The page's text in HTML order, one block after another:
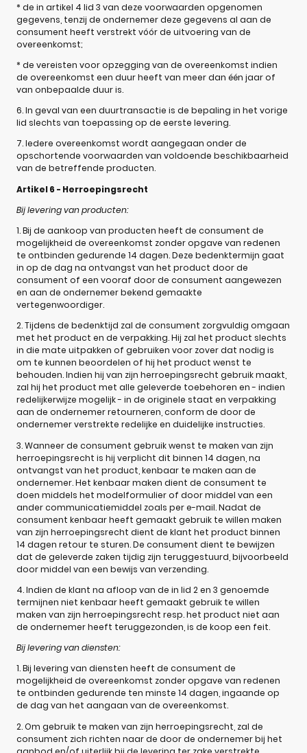
* de in artikel 4 lid 3 van deze voorwaarden opgenomen
gegevens, tenzij de ondernemer deze gegevens al aan de
consument heeft verstrekt vóór de uitvoering van de
overeenkomst;
* de vereisten voor opzegging van de overeenkomst indien
de overeenkomst een duur heeft van meer dan één jaar of
van onbepaalde duur is.
6. In geval van een duurtransactie is de bepaling in het vorige
lid slechts van toepassing op de eerste levering.
7. Iedere overeenkomst wordt aangegaan onder de
opschortende voorwaarden van voldoende beschikbaarheid
van de betreffende producten.
Artikel 6 - Herroepingsrecht
Bij levering van producten:
1. Bij de aankoop van producten heeft de consument de
mogelijkheid de overeenkomst zonder opgave van redenen
te ontbinden gedurende 14 dagen. Deze bedenktermijn gaat
in op de dag na ontvangst van het product door de
consument of een vooraf door de consument aangewezen
en aan de ondernemer bekend gemaakte
vertegenwoordiger.
2. Tijdens de bedenktijd zal de consument zorgvuldig omgaan
met het product en de verpakking. Hij zal het product slechts
in die mate uitpakken of gebruiken voor zover dat nodig is
om te kunnen beoordelen of hij het product wenst te
behouden. Indien hij van zijn herroepingsrecht gebruik maakt,
zal hij het product met alle geleverde toebehoren en - indien
redelijkerwijze mogelijk - in de originele staat en verpakking
aan de ondernemer retourneren, conform de door de
ondernemer verstrekte redelijke en duidelijke instructies.
3. Wanneer de consument gebruik wenst te maken van zijn
herroepingsrecht is hij verplicht dit binnen 14 dagen, na
ontvangst van het product, kenbaar te maken aan de
ondernemer. Het kenbaar maken dient de consument te
doen middels het modelformulier of door middel van een
ander communicatiemiddel zoals per e-mail. Nadat de
consument kenbaar heeft gemaakt gebruik te willen maken
van zijn herroepingsrecht dient de klant het product binnen
14 dagen retour te sturen. De consument dient te bewijzen
dat de geleverde zaken tijdig zijn teruggestuurd, bijvoorbeeld
door middel van een bewijs van verzending.
4. Indien de klant na afloop van de in lid 2 en 3 genoemde
termijnen niet kenbaar heeft gemaakt gebruik te willen
maken van zijn herroepingsrecht resp. het product niet aan
de ondernemer heeft teruggezonden, is de koop een feit.
Bij levering van diensten:
1. Bij levering van diensten heeft de consument de
mogelijkheid de overeenkomst zonder opgave van redenen
te ontbinden gedurende ten minste 14 dagen, ingaande op
de dag van het aangaan van de overeenkomst.
2. Om gebruik te maken van zijn herroepingsrecht, zal de
consument zich richten naar de door de ondernemer bij het